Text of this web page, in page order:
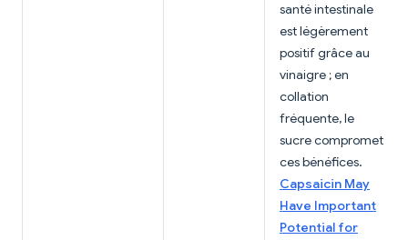
santé intestinale
est légèrement
positif grâce au
vinaigre ; en
collation
fréquente, le
sucre compromet
ces bénéfices.
Capsaicin May
Have Important
Potential for